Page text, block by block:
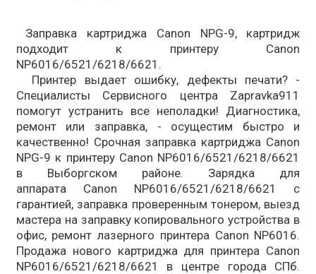
Заправка картриджа Canon NPG-9, картридж
подходит к принтеру Canon
NP6016/6521/6218/6621.
Принтер выдает ошибку, дефекты печати? -
Специалисты Сервисного центра Zapravka911
помогут устранить все неполадки! Диагностика,
ремонт или заправка, - осущестим быстро и
качественно! Срочная заправка картриджа Canon
NPG-9 к принтеру Canon NP6016/6521/6218/6621
в Выборгском районе. Зарядка для
аппарата Canon NP6016/6521/6218/6621 с
гарантией, заправка проверенным тонером, выезд
мастера на заправку копировального устройства в
офис, ремонт лазерного принтера Canon NP6016.
Продажа нового картриджа для принтера Canon
NP6016/6521/6218/6621 в центре города СПб.